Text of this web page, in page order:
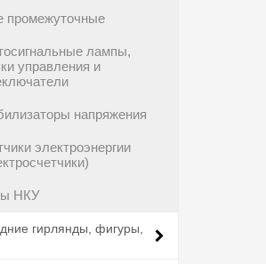
промежуточные
лампы,
управления и
напряжения
электроэнергии
НКУ
гирлянды, фигуры,